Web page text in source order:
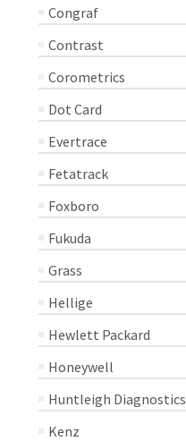
Congraf
Contrast
Corometrics
Dot Card
Evertrace
Fetatrack
Foxboro
Fukuda
Grass
Hellige
Hewlett Packard
Honeywell
Huntleigh Diagnostics
Kenz